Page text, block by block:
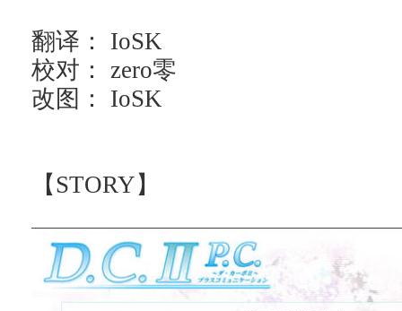
翻译： IoSK
校对： zero零
改图： IoSK
【STORY】